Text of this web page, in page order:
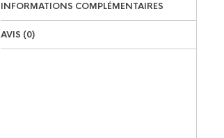
INFORMATIONS COMPLÉMENTAIRES
AVIS (0)